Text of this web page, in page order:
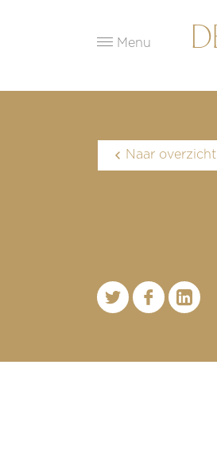
Menu
Naar overzicht